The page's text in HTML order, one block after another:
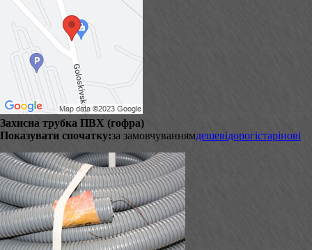
Захисна трубка ПВХ (гофра)
Показувати спочатку:за замовчуваннямдешевідорогістарінові